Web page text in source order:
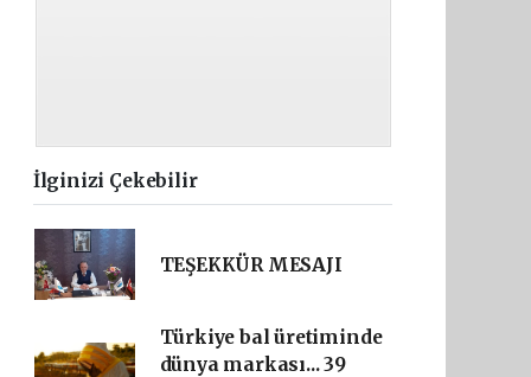
İlginizi Çekebilir
TEŞEKKÜR MESAJI
Türkiye bal üretiminde
dünya markası... 39